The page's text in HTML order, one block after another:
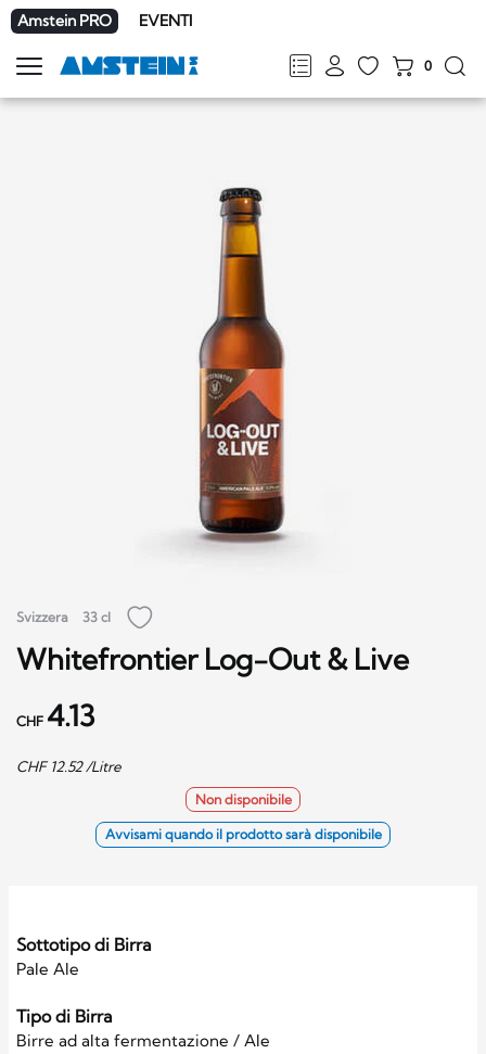
Amstein PRO EVENTI
FRDEENIT
0
Mostra
la
Svizzera 33 cl
Whitefrontier Log-Out & Live
CHF 4.13
CHF 12.52/Litre
Non disponibile
Avvisami quando il prodotto sarà disponibile
Sottotipo di Birra
Pale Ale
Tipo di Birra
Birre ad alta fermentazione / Ale